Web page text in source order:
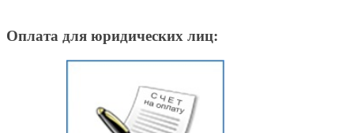
Оплата для юридических лиц: